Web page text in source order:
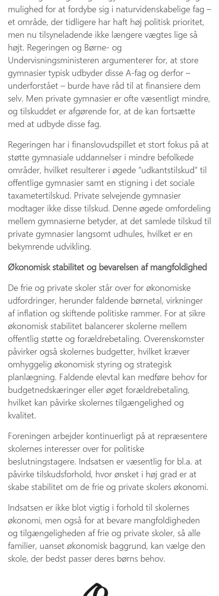
mulighed for at fordybe sig i naturvidenskabelige fag –
et område, der tidligere har haft høj politisk prioritet,
men nu tilsyneladende ikke længere vægtes lige så
højt. Regeringen og Børne- og
Undervisningsministeren argumenterer for, at store
gymnasier typisk udbyder disse A-fag og derfor –
underforstået – burde have råd til at finansiere dem
selv. Men private gymnasier er ofte væsentligt mindre,
og tilskuddet er afgørende for, at de kan fortsætte
med at udbyde disse fag.
Regeringen har i finanslovudspillet et stort fokus på at
støtte gymnasiale uddannelser i mindre befolkede
områder, hvilket resulterer i øgede ”udkantstilskud” til
offentlige gymnasier samt en stigning i det sociale
taxametertilskud. Private selvejende gymnasier
modtager ikke disse tilskud. Denne øgede omfordeling
mellem gymnasierne betyder, at det samlede tilskud til
private gymnasier langsomt udhules, hvilket er en
bekymrende udvikling.
Økonomisk stabilitet og bevarelsen af mangfoldighed
De frie og private skoler står over for økonomiske
udfordringer, herunder faldende børnetal, virkninger
af inflation og skiftende politiske rammer. For at sikre
økonomisk stabilitet balancerer skolerne mellem
offentlig støtte og forældrebetaling. Overenskomster
påvirker også skolernes budgetter, hvilket kræver
omhyggelig økonomisk styring og strategisk
planlægning. Faldende elevtal kan medføre behov for
budgetnedskæringer eller øget forældrebetaling,
hvilket kan påvirke skolernes tilgængelighed og
kvalitet.
Foreningen arbejder kontinuerligt på at repræsentere
skolernes interesser over for politiske
beslutningstagere. Indsatsen er væsentlig for bl.a. at
påvirke tilskudsforhold, hvor ønsket i høj grad er at
skabe stabilitet om de frie og private skolers økonomi.
Indsatsen er ikke blot vigtig i forhold til skolernes
økonomi, men også for at bevare mangfoldigheden
og tilgængeligheden af frie og private skoler, så alle
familier, uanset økonomisk baggrund, kan vælge den
skole, der bedst passer deres børns behov.